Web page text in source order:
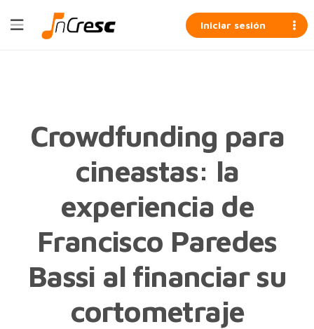
Iniciar sesión
Crowdfunding para
cineastas: la
experiencia de
Francisco Paredes
Bassi al financiar su
cortometraje